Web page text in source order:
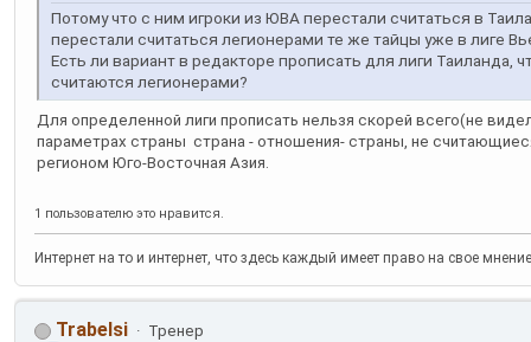
Потому что с ним игроки из ЮВА перестали считаться в
перестали считаться легионерами те же тайцы уже в лиге
Есть ли вариант в редакторе прописать для лиги Таиланда,
считаются легионерами?
Для определенной лиги прописать нельзя скорей всего(не
параметрах страны страна - отношения- страны, не
регионом Юго-Восточная Азия.
1 пользователю это нравится.
Интернет на то и интернет, что здесь каждый имеет право на свое
Trabelsi Тренер